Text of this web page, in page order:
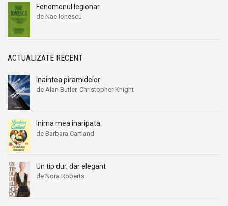
Brian Haughton
Brian Inglis
Brillat Savarin
Britt Ekland
Bronislaw Baczko
Bronislaw Malinowski
Bruce Lansky
Bruce Sterling
Burchard Brentjes
Burt Hirschfeld
Byron
Brian Haughton
Brian Inglis
Brillat Savarin
Britt Ekland
Bronislaw Baczko
Bronislaw Malinowski
Bruce Lansky
Bruce Sterling
Burchard Brentjes
Burt Hirschfeld
Byron
Fenomenul legionar
de Nae Ionescu
ACTUALIZATE RECENT
Inaintea piramidelor
de Alan Butler, Christopher Knight
Inima mea inaripata
de Barbara Cartland
Un tip dur, dar elegant
de Nora Roberts